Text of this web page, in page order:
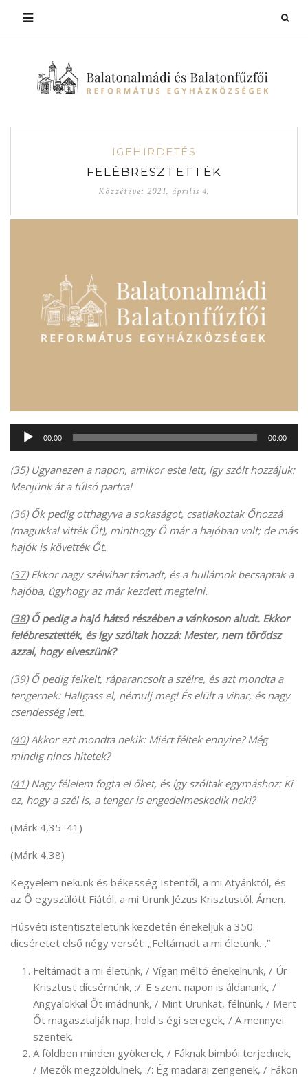
IGEHIRDETÉS
FELÉBRESZTETTÉK
Közzétéve:2021. április 4.
Audió
00:00 00:00
(35) Ugyanezen a napon, amikor este lett, így szólt hozzájuk:
Menjünk át a túlsó partra!
(36) Ők pedig otthagyva a sokaságot, csatlakoztak Őhozzá
(magukkal vitték Őt), minthogy Ő már a hajóban volt; de más
hajók is követték Őt.
(37) Ekkor nagy szélvihar támadt, és a hullámok becsaptak a
hajóba, úgyhogy az már kezdett megtelni.
(38) Ő pedig a hajó hátsó részében a vánkoson aludt. Ekkor
felébresztették, és így szóltak hozzá: Mester, nem törődsz
azzal, hogy elveszünk?
(39) Ő pedig felkelt, ráparancsolt a szélre, és azt mondta a
tengernek: Hallgass el, némulj meg! És elült a vihar, és nagy
csendesség lett.
(40) Akkor ezt mondta nekik: Miért féltek ennyire? Még
mindig nincs hitetek?
(41) Nagy félelem fogta el őket, és így szóltak egymáshoz: Ki
ez, hogy a szél is, a tenger is engedelmeskedik neki?
(Márk 4,35–41)
(Márk 4,38)
Kegyelem nekünk és békesség Istentől, a mi Atyánktól, és
az Ő egyszülött Fiától, a mi Urunk Jézus Krisztustól. Ámen.
Húsvéti istentiszteletünk kezdetén énekeljük a 350.
dicséretet első négy versét: „Feltámadt a mi életünk…”
Feltámadt a mi életünk, / Vígan méltó énekelnünk, / Úr
Krisztust dícsérnünk, :/: E szent napon is áldanunk, /
Angyalokkal Őt imádnunk, / Mint Urunkat, félnünk, / Mert
Őt magasztalják nap, hold s égi seregek, / A mennyei
szentek.
A földben minden gyökerek, / Fáknak bimbói terjednek,
/ Mezők megzöldülnek, :/: Ég madarai zengenek, / Fákon